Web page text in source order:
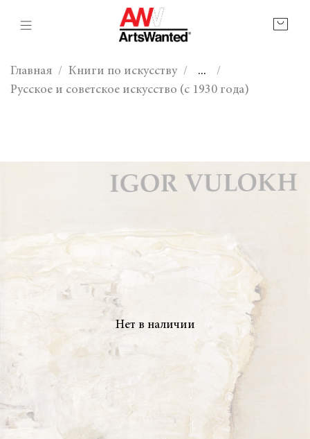
Главная Книги по искусству
...
Русское и советское искусство (с 1930 года)
Нет в наличии